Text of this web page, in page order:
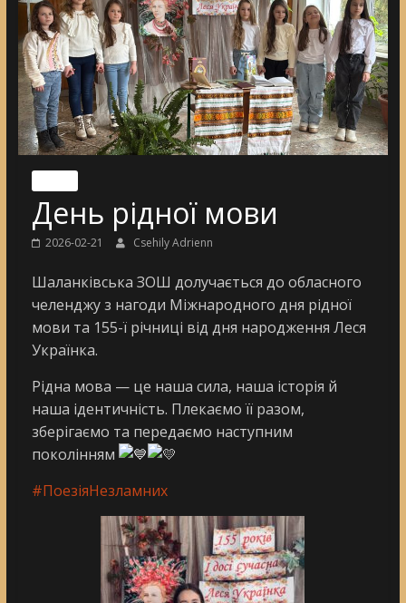
День рідної мови
2026-02-21 Csehily Adrienn
Шаланківська ЗОШ долучається до обласного
челенджу з нагоди Міжнародного дня рідної
мови та 155-ї річниці від дня народження Леся
Українка.
Рідна мова — це наша сила, наша історія й
наша ідентичність. Плекаємо її разом,
зберігаємо та передаємо наступним
поколінням
#ПоезіяНезламних